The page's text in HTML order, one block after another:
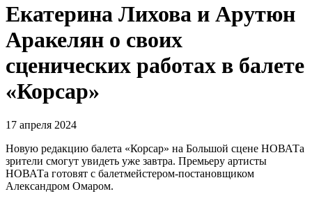
Екатерина Лихова и Арутюн
Аракелян о своих
сценических работах в балете
«Корсар»
17 апреля 2024
Новую редакцию балета «Корсар» на Большой сцене НОВАТа
зрители смогут увидеть уже завтра. Премьеру артисты
НОВАТа готовят с балетмейстером-постановщиком
Александром Омаром.